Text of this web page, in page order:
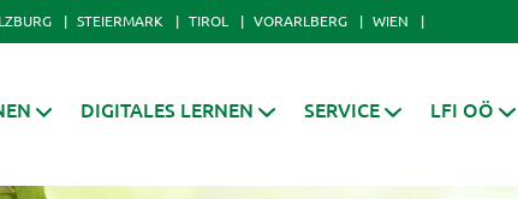
STEIERMARK TIROL VORARLBERG WIEN
DIGITALES LERNEN SERVICE LFI OÖ